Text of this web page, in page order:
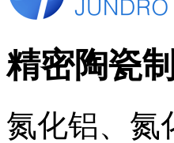
精密陶瓷
氮化铝、氮